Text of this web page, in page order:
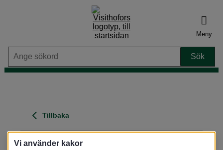
Meny
Tillbaka
Fliskär
Vi använder kakor